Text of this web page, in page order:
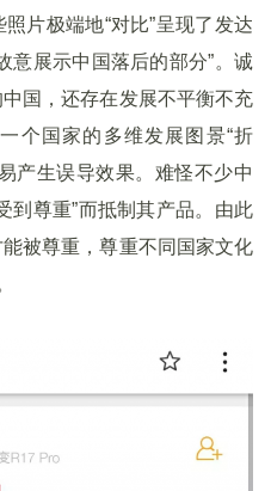
片极端地“对比”呈现了发达
意展示中国落后的部分”。诚
国，还存在发展不平衡不充
个国家的多维发展图景“折
产生误导效果。难怪不少中
到尊重”而抵制其产品。由此
被尊重，尊重不同国家文化